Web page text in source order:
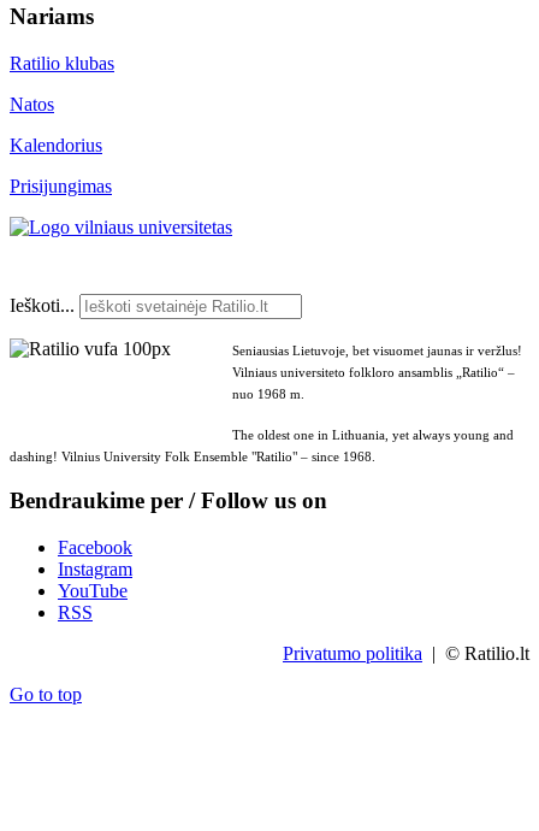
Nariams
Ratilio klubas
Natos
Kalendorius
Prisijungimas
Ieškoti...
Seniausias Lietuvoje, bet visuomet jaunas ir veržlus!
Vilniaus universiteto folkloro ansamblis „Ratilio“ –
nuo 1968 m.
The oldest one in Lithuania, yet always young and
dashing! Vilnius University Folk Ensemble "Ratilio" – since 1968.
Bendraukime per / Follow us on
Facebook
Instagram
YouTube
RSS
Privatumo politika | © Ratilio.lt
Go to top